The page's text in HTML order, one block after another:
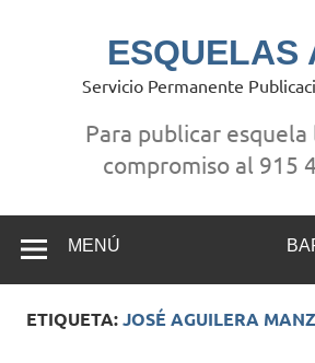
ESQUELAS
Servicio Permanente
Para publicar esquela
compromiso al 915
MENÚ
ETIQUETA:JOSÉ AGUILERA